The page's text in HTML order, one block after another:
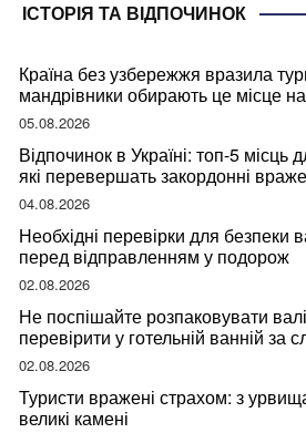
ІСТОРІЯ ТА ВІДПОЧИНОК
Країна без узбережжя вразила
мандрівники обирають це місце
05.08.2026
Відпочинок в Україні: топ-5 місць
які перевершать закордонні
04.08.2026
Необхідні перевірки для безпеки
перед відправленням у подорож
02.08.2026
Не поспішайте розпаковувати
перевірити у готельній ванній за
мандрівниці
02.08.2026
Туристи вражені страхом: з
великі камені